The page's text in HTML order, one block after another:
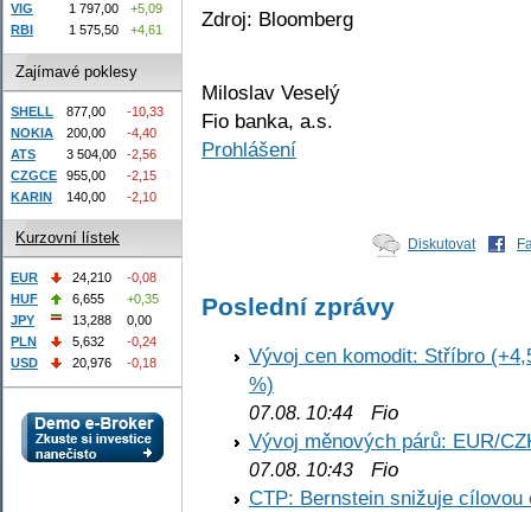
Zdroj: Bloomberg
Miloslav Veselý
Fio banka, a.s.
Prohlášení
Diskutovat
Poslední zprávy
Vývoj cen komodit: Stříbro
%)
07.08. 10:44 Fio
Vývoj měnových párů: EUR/
07.08. 10:43 Fio
CTP: Bernstein snižuje
VIG
1 797,00
+5,09
RBI
1 575,50 +4,61
Zajímavé poklesy
SHELL 877,00
-10,33
NOKIA
200,00
-4,40
ATS
3 504,00
-2,56
CZGCE
955,00
-2,15
KARIN
140,00 -2,10
Kurzovní lístek
EUR 24,210
-0,08
HUF
6,655
+0,35
JPY
13,288
0,00
PLN
5,632
-0,24
USD
20,976 -0,18